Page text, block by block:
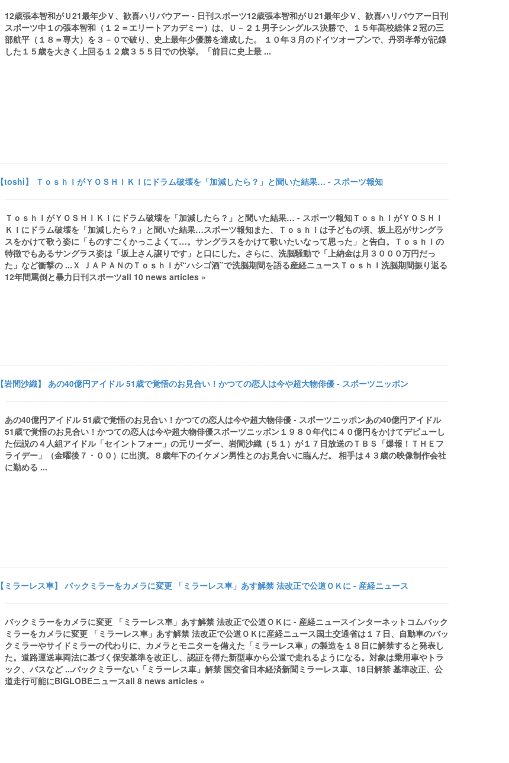
12歳張本智和がＵ21最年少Ｖ、歓喜ハリバウアー - 日刊スポーツ12歳張本智和がＵ21最年少Ｖ、歓喜ハリバウアー日刊
スポーツ中１の張本智和（１２＝エリートアカデミー）は、Ｕ－２１男子シングルス決勝で、１５年高校総体２冠の三
部航平（１８＝専大）を３－０で破り、史上最年少優勝を達成した。 １０年３月のドイツオープンで、丹羽孝希が記録
した１５歳を大きく上回る１２歳３５５日での快挙。「前日に史上最 ...
【toshi】 ＴｏｓｈＩがＹＯＳＨＩＫＩにドラム破壊を「加減したら？」と聞いた結果… - スポーツ報知
ＴｏｓｈＩがＹＯＳＨＩＫＩにドラム破壊を「加減したら？」と聞いた結果… - スポーツ報知ＴｏｓｈＩがＹＯＳＨＩ
ＫＩにドラム破壊を「加減したら？」と聞いた結果…スポーツ報知また、ＴｏｓｈＩは子どもの頃、坂上忍がサングラ
スをかけて歌う姿に「ものすごくかっこよくて…。サングラスをかけて歌いたいなって思った」と告白。ＴｏｓｈＩの
特徴でもあるサングラス姿は「坂上さん譲りです」と口にした。さらに、洗脳騒動で「上納金は月３０００万円だっ
た」など衝撃の ...Ｘ ＪＡＰＡＮのＴｏｓｈＩが“ハシゴ酒”で洗脳期間を語る産経ニュースＴｏｓｈＩ洗脳期間振り返る
12年間罵倒と暴力日刊スポーツall 10 news articles »
【岩間沙織】 あの40億円アイドル 51歳で覚悟のお見合い！かつての恋人は今や超大物俳優 - スポーツニッポン
あの40億円アイドル 51歳で覚悟のお見合い！かつての恋人は今や超大物俳優 - スポーツニッポンあの40億円アイドル
51歳で覚悟のお見合い！かつての恋人は今や超大物俳優スポーツニッポン１９８０年代に４０億円をかけてデビューし
た伝説の４人組アイドル「セイントフォー」の元リーダー、岩間沙織（５１）が１７日放送のＴＢＳ「爆報！ＴＨＥフ
ライデー」（金曜後７・００）に出演。８歳年下のイケメン男性とのお見合いに臨んだ。 相手は４３歳の映像制作会社
に勤める ...
【ミラーレス車】 バックミラーをカメラに変更 「ミラーレス車」あす解禁 法改正で公道ＯＫに - 産経ニュース
バックミラーをカメラに変更 「ミラーレス車」あす解禁 法改正で公道ＯＫに - 産経ニュースインターネットコムバック
ミラーをカメラに変更 「ミラーレス車」あす解禁 法改正で公道ＯＫに産経ニュース国土交通省は１７日、自動車のバッ
クミラーやサイドミラーの代わりに、カメラとモニターを備えた「ミラーレス車」の製造を１８日に解禁すると発表し
た。道路運送車両法に基づく保安基準を改正し、認証を得た新型車から公道で走れるようになる。対象は乗用車やトラ
ック、バスなど ...バックミラーない「ミラーレス車」解禁 国交省日本経済新聞ミラーレス車、18日解禁 基準改正、公
道走行可能にBIGLOBEニュースall 8 news articles »